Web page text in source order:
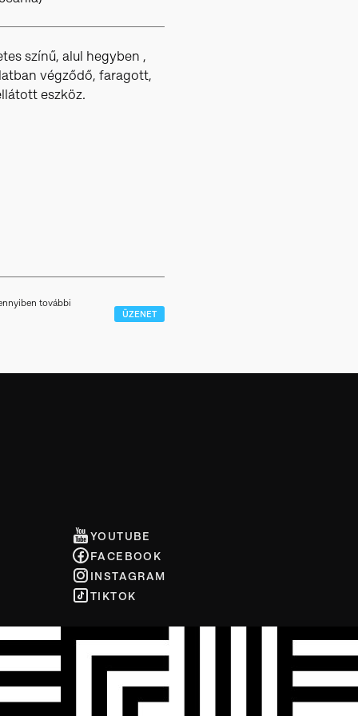
színű, alul hegyben ,
végződő, faragott,
eszköz.
további
ÜZENET
YOUTUBE
FACEBOOK
INSTAGRAM
TIKTOK